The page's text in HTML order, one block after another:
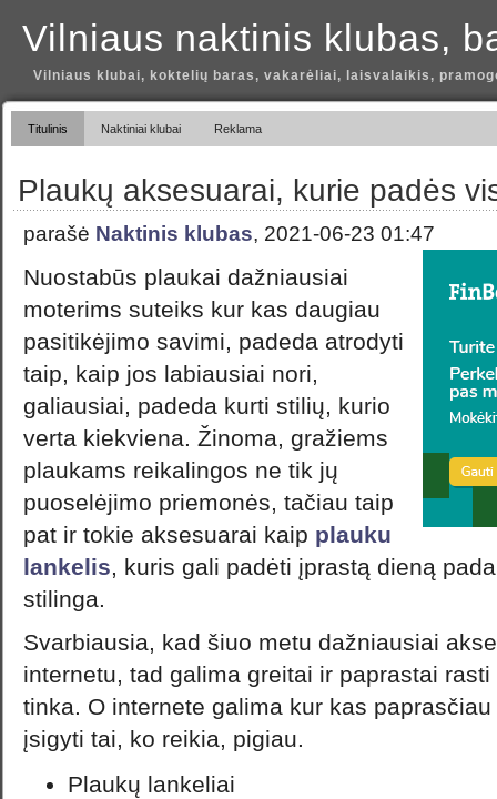
Vilniaus naktinis klubas,
Vilniaus klubai, koktelių baras, vakarėliai, laisvalaikis,
Titulinis Naktiniai klubai Reklama
Plaukų aksesuarai, kurie padės
parašė Naktinis klubas, 2021-06-23 01:47
Nuostabūs plaukai dažniausiai
moterims suteiks kur kas daugiau
pasitikėjimo savimi, padeda atrodyti
taip, kaip jos labiausiai nori,
galiausiai, padeda kurti stilių, kurio
verta kiekviena. Žinoma, gražiems
plaukams reikalingos ne tik jų
puoselėjimo priemonės, tačiau taip
pat ir tokie aksesuarai kaip plauku
lankelis, kuris gali padėti įprastą dieną
stilinga.
Svarbiausia, kad šiuo metu dažniausiai
internetu, tad galima greitai ir paprastai
tinka. O internete galima kur kas
įsigyti tai, ko reikia, pigiau.
Plaukų lankeliai